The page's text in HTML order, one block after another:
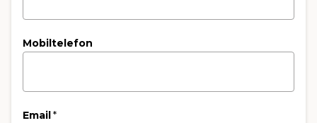
Mobiltelefon
Email *